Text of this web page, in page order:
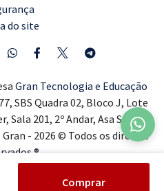
Comprar
do site
Gran Tecnologia e Educação
SBS Quadra 02, Bloco J, Lote
Sala 201, 2º Andar, Asa Sul,
Gran - 2026 © Todos os direitos
®